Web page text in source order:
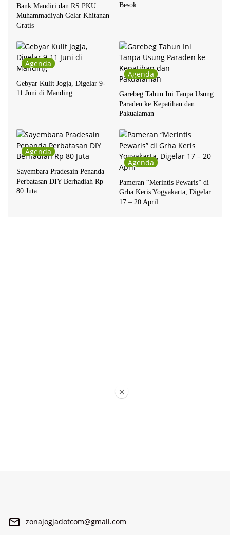
Bank Mandiri dan RS PKU
Muhammadiyah Gelar Khitanan
Gratis
Besok
Agenda
Gebyar Kulit Jogja, Digelar 9-
11 Juni di Manding
Agenda
Garebeg Tahun Ini Tanpa Usung
Paraden ke Kepatihan dan
Pakualaman
Agenda
Sayembara Pradesain Penanda
Perbatasan DIY Berhadiah Rp
80 Juta
Agenda
Pameran “Merintis Pewaris” di
Grha Keris Yogyakarta, Digelar
17 – 20 April
zonajogjadotcom@gmail.com
×